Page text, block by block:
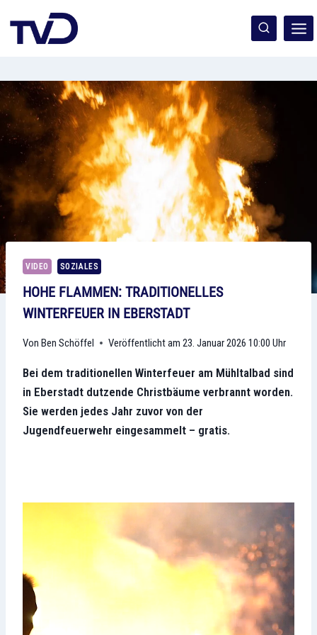
Inhalt
springen
VIDEO SOZIALES
HOHE FLAMMEN: TRADITIONELLES
WINTERFEUER IN EBERSTADT
Ben Schöffel Veröffentlicht am 23. Januar 2026 10:00 Uhr
Bei dem traditionellen Winterfeuer am Mühltalbad sind
in Eberstadt dutzende Christbäume verbrannt worden.
Sie werden jedes Jahr zuvor von der
Jugendfeuerwehr eingesammelt – gratis.
e